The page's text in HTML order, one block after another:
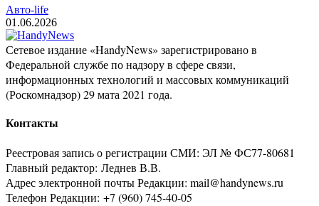
Авто-life
01.06.2026
Сетевое издание «HandyNews» зарегистрировано в
Федеральной службе по надзору в сфере связи,
информационных технологий и массовых коммуникаций
(Роскомнадзор) 29 мата 2021 года.
Контакты
Реестровая запись о регистрации СМИ: ЭЛ № ФС77-80681
Главный редактор: Леднев В.В.
Адрес электронной почты Редакции: mail@handynews.ru
Телефон Редакции: +7 (960) 745-40-05